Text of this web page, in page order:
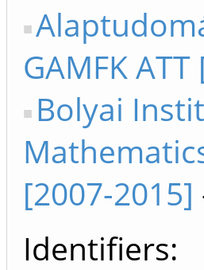
GAMFK
Bolyai
[2007-2015]
Identifiers